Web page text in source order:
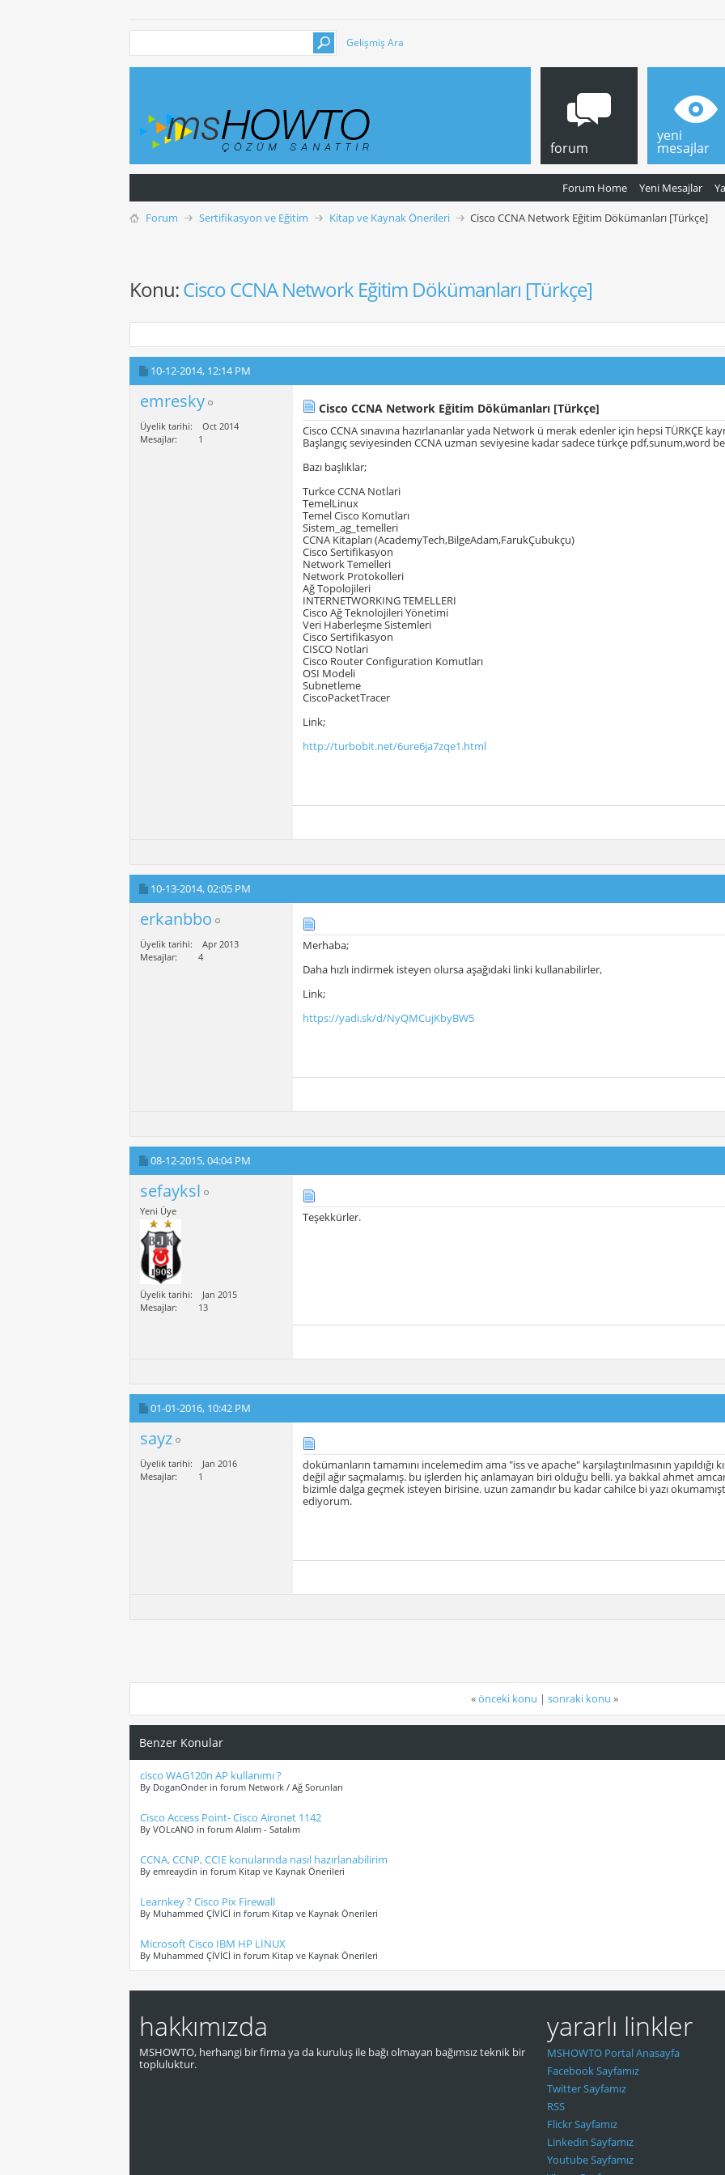
Gelişmiş Ara
forum
Forum Home Yeni Mesajlar
yeni
mesajlar
Forum Sertifikasyon ve Eğitim Kitap ve Kaynak Önerileri Cisco CCNA Network Eğitim Dökümanları [Türkçe]
Konu:Cisco CCNA Network Eğitim Dökümanları [Türkçe]
10-12-2014, 12:14 PM
emresky
Üyelik tarihi
Oct 2014
Mesajlar
1
Cisco CCNA Network Eğitim Dökümanları [Türkçe]
Cisco CCNA sınavına hazırlananlar yada Network ü merak edenler için hepsi TÜRKÇE
Başlangıç seviyesinden CCNA uzman seviyesine kadar sadece türkçe pdf,sunum,word
Bazı başlıklar;
Turkce CCNA Notlari
TemelLinux
Temel Cisco Komutları
Sistem_ag_temelleri
CCNA Kitapları (AcademyTech,BilgeAdam,FarukÇubukçu)
Cisco Sertifikasyon
Network Temelleri
Network Protokolleri
Ağ Topolojileri
INTERNETWORKING TEMELLERI
Cisco Ağ Teknolojileri Yönetimi
Veri Haberleşme Sistemleri
Cisco Sertifikasyon
CISCO Notlari
Cisco Router Configuration Komutları
OSI Modeli
Subnetleme
CiscoPacketTracer
Link;
http://turbobit.net/6ure6ja7zqe1.html
10-13-2014,02:05 PM
erkanbbo
Üyelik tarihi
Apr 2013
Mesajlar
4
Merhaba;
Daha hızlı indirmek isteyen olursa aşağıdaki linki kullanabilirler,
Link;
https://yadi.sk/d/NyQMCujKbyBW5
08-12-2015,04:04 PM
sefayksl
Yeni Üye
Üyelik tarihi
Jan 2015
Mesajlar
13
Teşekkürler.
01-01-2016, 10:42 PM
sayz
Üyelik tarihi
Jan 2016
Mesajlar
1
dokümanların tamamını incelemedim ama "iss ve apache" karşılaştırılmasının
değil ağır saçmalamış. bu işlerden hiç anlamayan biri olduğu belli. ya bakkal ahmet
bizimle dalga geçmek isteyen birisine. uzun zamandır bu kadar cahilce bi yazı
ediyorum.
«önceki konu | sonraki konu »
Benzer Konular
cisco WAG120n AP kullanımı ?
By DoganOnder in forum Network / Ağ Sorunları
Cisco Access Point- Cisco Aironet 1142
By VOLcANO in forum Alalım - Satalım
CCNA, CCNP, CCIE konularında nasıl hazırlanabilirim
By emreaydin in forum Kitap ve Kaynak Önerileri
Learnkey ? Cisco Pix Firewall
By Muhammed ÇİVİCİ in forum Kitap ve Kaynak Önerileri
Microsoft Cisco IBM HP LİNUX
By Muhammed ÇİVİCİ in forum Kitap ve Kaynak Önerileri
hakkımızda
MSHOWTO, herhangi bir firma ya da kuruluş ile bağı olmayan bağımsız teknik bir
topluluktur.
yararlı linkler
MSHOWTO Portal Anasayfa
Facebook Sayfamız
Twitter Sayfamız
RSS
Flickr Sayfamız
Linkedin Sayfamız
Youtube Sayfamız